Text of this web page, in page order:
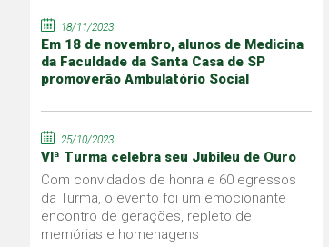
18/11/2023
Em 18 de novembro, alunos de Medicina
da Faculdade da Santa Casa de SP
promoverão Ambulatório Social
25/10/2023
VIª Turma celebra seu Jubileu de Ouro
Com convidados de honra e 60 egressos
da Turma, o evento foi um emocionante
encontro de gerações, repleto de
memórias e homenagens